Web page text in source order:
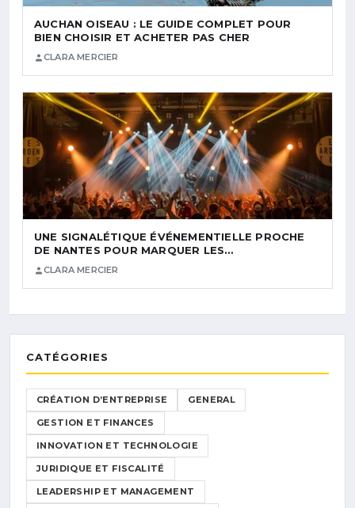
AUCHAN OISEAU : LE GUIDE COMPLET POUR
BIEN CHOISIR ET ACHETER PAS CHER
CLARA MERCIER
UNE SIGNALÉTIQUE ÉVÉNEMENTIELLE PROCHE
DE NANTES POUR MARQUER LES…
CLARA MERCIER
CATÉGORIES
CRÉATION D’ENTREPRISE GENERAL
GESTION ET FINANCES
INNOVATION ET TECHNOLOGIE
JURIDIQUE ET FISCALITÉ
LEADERSHIP ET MANAGEMENT